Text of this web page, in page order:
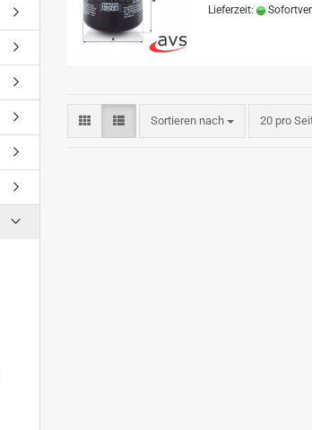
Lieferzeit:
Sortieren nach 20 pro